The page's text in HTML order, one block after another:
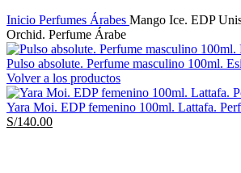
Inicio Perfumes Árabes Mango Ice. EDP
Orchid. Perfume Árabe
Pulso absolute. Perfume masculino 100ml.
Volver a los productos
Yara Moi. EDP femenino 100ml. Lattafa.
S/140.00El